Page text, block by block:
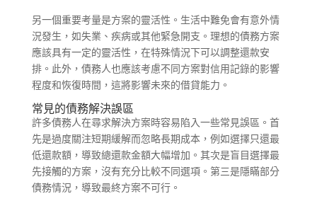
另一個重要考量是方案的靈活性。生活中難免會有意外情
況發生，如失業、疾病或其他緊急開支。理想的債務方案
應該具有一定的靈活性，在特殊情況下可以調整還款安
排。此外，債務人也應該考慮不同方案對信用記錄的影響
程度和恢復時間，這將影響未來的借貸能力。
常見的債務解決誤區
許多債務人在尋求解決方案時容易陷入一些常見誤區。首
先是過度關注短期緩解而忽略長期成本，例如選擇只還最
低還款額，導致總還款金額大幅增加。其次是盲目選擇最
先接觸的方案，沒有充分比較不同選項。第三是隱瞞部分
債務情況，導致最終方案不可行。